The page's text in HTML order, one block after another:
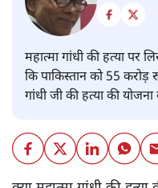
महात्मा गांधी की हत्या पर
कि पाकिस्तान को 55
गांधी जी की हत्या की